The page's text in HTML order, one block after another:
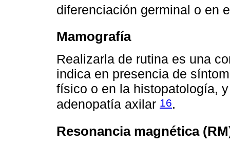
diferenciación germinal o en
Mamografía
Realizarla de rutina es una
indica en presencia de
físico o en la histopatología,
adenopatía axilar 16.
Resonancia magnética